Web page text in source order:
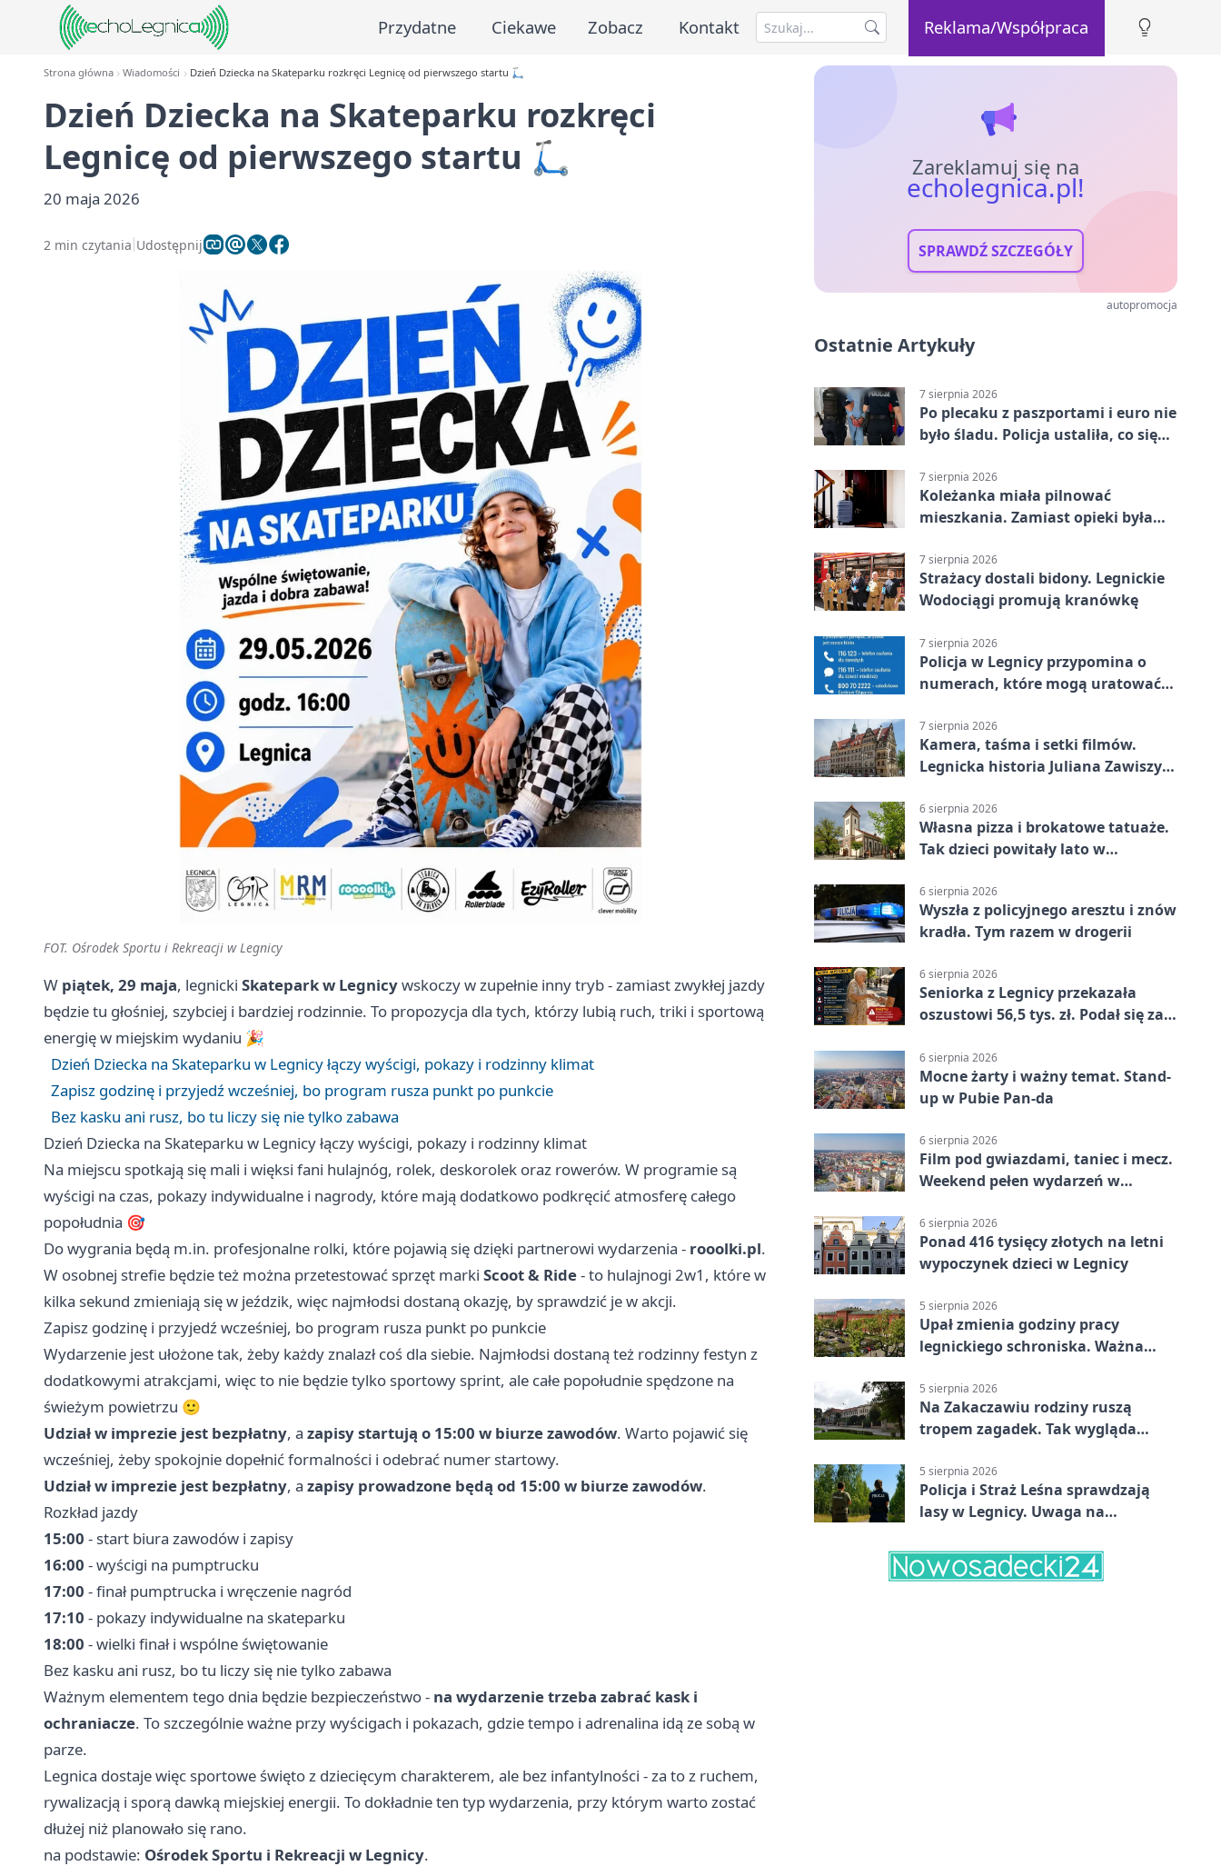
Przydatne Ciekawe Zobacz Kontakt Reklama/Współpraca
Strona główna Wiadomości Dzień Dziecka na Skateparku rozkręci Legnicę od pierwszego startu 🛴
Dzień Dziecka na Skateparku rozkręci
Legnicę od pierwszego startu 🛴
20 maja 2026
2 min czytania Udostępnij
FOT. Ośrodek Sportu i Rekreacji w Legnicy
W piątek, 29 maja, legnicki Skatepark w Legnicywskoczy w zupełnie inny tryb - zamiast zwykłej jazdy
będzie tu głośniej, szybciej i bardziej rodzinnie. To propozycja dla tych, którzy lubią ruch, triki i sportową
energię w miejskim wydaniu 🎉
Dzień Dziecka na Skateparku w Legnicy łączy wyścigi, pokazy i rodzinny klimat
Zapisz godzinę i przyjedź wcześniej, bo program rusza punkt po punkcie
Bez kasku ani rusz, bo tu liczy się nie tylko zabawa
Dzień Dziecka na Skateparku w Legnicy łączy wyścigi, pokazy i rodzinny klimat
Na miejscu spotkają się mali i więksi fani hulajnóg, rolek, deskorolek oraz rowerów. W programie są
wyścigi na czas, pokazy indywidualne i nagrody, które mają dodatkowo podkręcić atmosferę całego
popołudnia 🎯
Do wygrania będą m.in. profesjonalne rolki, które pojawią się dzięki partnerowi wydarzenia - rooolki.pl.
W osobnej strefie będzie też można przetestować sprzęt marki Scoot & Ride- to hulajnogi 2w1, które w
kilka sekund zmieniają się w jeździk, więc najmłodsi dostaną okazję, by sprawdzić je w akcji.
Zapisz godzinę i przyjedź wcześniej, bo program rusza punkt po punkcie
Wydarzenie jest ułożone tak, żeby każdy znalazł coś dla siebie. Najmłodsi dostaną też rodzinny festyn z
dodatkowymi atrakcjami, więc to nie będzie tylko sportowy sprint, ale całe popołudnie spędzone na
świeżym powietrzu 🙂
Udział w imprezie jest bezpłatny, a zapisy startują o 15:00 w biurze zawodów. Warto pojawić się
wcześniej, żeby spokojnie dopełnić formalności i odebrać numer startowy.
Udział w imprezie jest bezpłatny, a zapisy prowadzone będą od 15:00 w biurze zawodów.
Rozkład jazdy
15:00 - start biura zawodów i zapisy
16:00 - wyścigi na pumptrucku
17:00 - finał pumptrucka i wręczenie nagród
17:10 - pokazy indywidualne na skateparku
18:00 - wielki finał i wspólne świętowanie
Bez kasku ani rusz, bo tu liczy się nie tylko zabawa
Ważnym elementem tego dnia będzie bezpieczeństwo - na wydarzenie trzeba zabrać kask i
ochraniacze. To szczególnie ważne przy wyścigach i pokazach, gdzie tempo i adrenalina idą ze sobą w
parze.
Legnica dostaje więc sportowe święto z dziecięcym charakterem, ale bez infantylności - za to z ruchem,
rywalizacją i sporą dawką miejskiej energii. To dokładnie ten typ wydarzenia, przy którym warto zostać
dłużej niż planowało się rano.
na podstawie: Ośrodek Sportu i Rekreacji w Legnicy.
Zareklamuj się na
echolegnica.pl!
SPRAWDŹ SZCZEGÓŁY
autopromocja
Ostatnie Artykuły
7 sierpnia 2026
Po plecaku z paszportami i euro nie
było śladu. Policja ustaliła, co się
7 sierpnia 2026
Koleżanka miała pilnować
mieszkania. Zamiast opieki była
7 sierpnia 2026
Strażacy dostali bidony. Legnickie
Wodociągi promują kranówkę
7 sierpnia 2026
Policja w Legnicy przypomina o
numerach, które mogą uratować
7 sierpnia 2026
Kamera, taśma i setki filmów.
Legnicka historia Juliana Zawiszy
6 sierpnia 2026
Własna pizza i brokatowe tatuaże.
Tak dzieci powitały lato w
6 sierpnia 2026
Wyszła z policyjnego aresztu i znów
kradła. Tym razem w drogerii
6 sierpnia 2026
Seniorka z Legnicy przekazała
oszustowi 56,5 tys. zł. Podał się za
6 sierpnia 2026
Mocne żarty i ważny temat. Stand-
up w Pubie Pan-da
6 sierpnia 2026
Film pod gwiazdami, taniec i mecz.
Weekend pełen wydarzeń w
6 sierpnia 2026
Ponad 416 tysięcy złotych na letni
wypoczynek dzieci w Legnicy
5 sierpnia 2026
Upał zmienia godziny pracy
legnickiego schroniska. Ważna
5 sierpnia 2026
Na Zakaczawiu rodziny ruszą
tropem zagadek. Tak wygląda
5 sierpnia 2026
Policja i Straż Leśna sprawdzają
lasy w Legnicy. Uwaga na